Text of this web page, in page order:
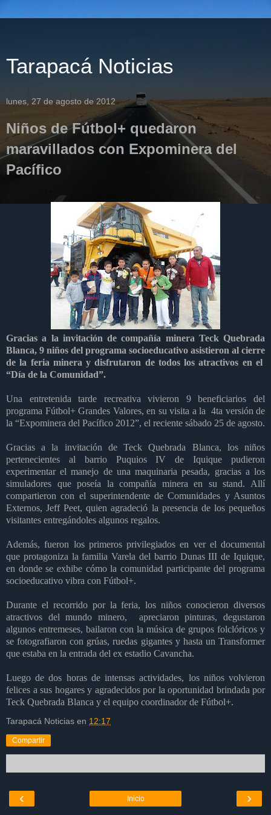
Tarapacá Noticias
lunes, 27 de agosto de 2012
Niños de Fútbol+ quedaron
maravillados con Expominera del
Pacífico
Gracias a la invitación de compañía minera Teck Quebrada
Blanca, 9 niños del programa socioeducativo asistieron al cierre
de la feria minera y disfrutaron de todos los atractivos en el
“Día de la Comunidad”.
Una entretenida tarde recreativa vivieron 9 beneficiarios del
programa Fútbol+ Grandes Valores, en su visita a la 4ta versión de
la “Expominera del Pacífico 2012”, el reciente sábado 25 de agosto.
Gracias a la invitación de Teck Quebrada Blanca, los niños
pertenecientes al barrio Puquios IV de Iquique pudieron
experimentar el manejo de una maquinaria pesada, gracias a los
simuladores que poseía la compañía minera en su stand. Allí
compartieron con el superintendente de Comunidades y Asuntos
Externos, Jeff Peet, quien agradeció la presencia de los pequeños
visitantes entregándoles algunos regalos.
Además, fueron los primeros privilegiados en ver el documental
que protagoniza la familia Varela del barrio Dunas III de Iquique,
en donde se exhibe cómo la comunidad participante del programa
socioeducativo vibra con Fútbol+.
Durante el recorrido por la feria, los niños conocieron diversos
atractivos del mundo minero, apreciaron pinturas, degustaron
algunos entremeses, bailaron con la música de grupos folclóricos y
se fotografiaron con grúas, ruedas gigantes y hasta un Transformer
que estaba en la entrada del ex estadio Cavancha.
Luego de dos horas de intensas actividades, los niños volvieron
felices a sus hogares y agradecidos por la oportunidad brindada por
Teck Quebrada Blanca y el equipo coordinador de Fútbol+.
Tarapacá Noticias en 12:17
Compartir
‹ ›
Inicio